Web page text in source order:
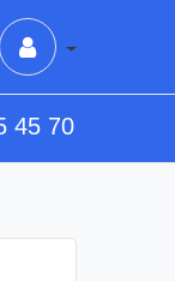
45 70